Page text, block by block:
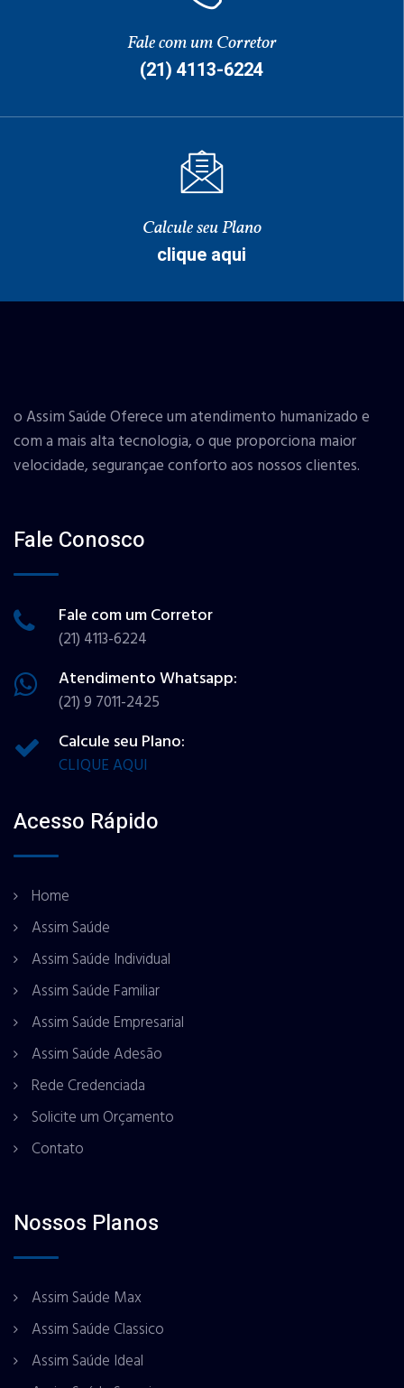
Fale com um Corretor
(21) 4113-6224
Calcule seu Plano
clique aqui
o Assim Saúde Oferece um atendimento humanizado e
com a mais alta tecnologia, o que proporciona maior
velocidade, segurançae conforto aos nossos clientes.
Fale Conosco
Fale com um Corretor
(21) 4113-6224
Atendimento Whatsapp:
(21) 9 7011-2425
Calcule seu Plano:
CLIQUE AQUI
Acesso Rápido
Home
Assim Saúde
Assim Saúde Individual
Assim Saúde Familiar
Assim Saúde Empresarial
Assim Saúde Adesão
Rede Credenciada
Solicite um Orçamento
Contato
Nossos Planos
Assim Saúde Max
Assim Saúde Classico
Assim Saúde Ideal